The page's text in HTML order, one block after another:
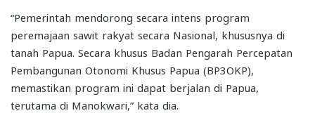
“Pemerintah mendorong secara intens program
peremajaan sawit rakyat secara Nasional, khususnya di
tanah Papua. Secara khusus Badan Pengarah Percepatan
Pembangunan Otonomi Khusus Papua (BP3OKP),
memastikan program ini dapat berjalan di Papua,
terutama di Manokwari,” kata dia.